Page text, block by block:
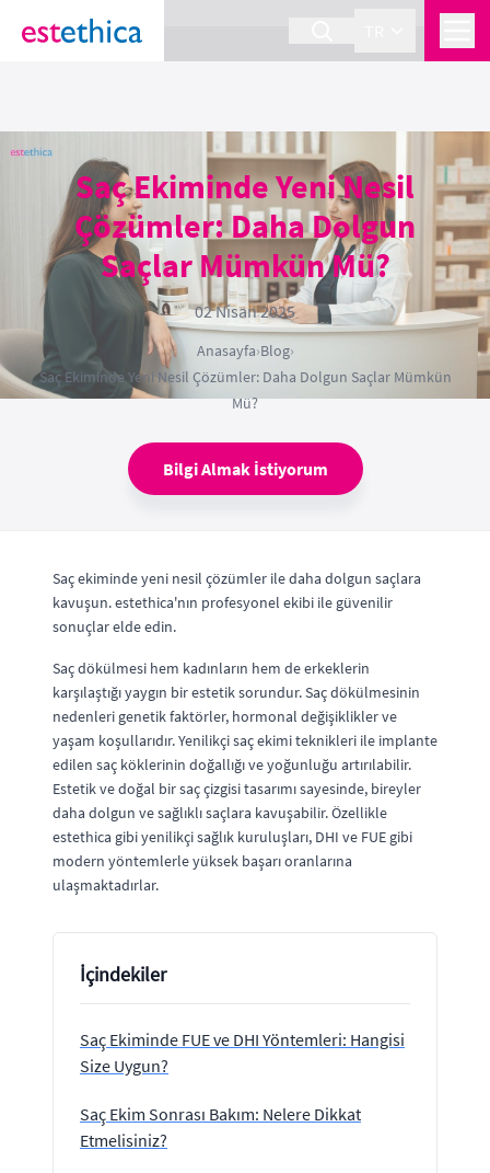
section Service {
Saç Ekiminde Yeni Nesil
Çözümler: Daha Dolgun
Saçlar Mümkün Mü?
02 Nisan 2025
Anasayfa›Blog›
Saç Ekiminde Yeni Nesil Çözümler: Daha Dolgun Saçlar Mümkün
Mü?
Bilgi Almak İstiyorum
Saç ekiminde yeni nesil çözümler ile daha dolgun saçlara
kavuşun. estethica'nın profesyonel ekibi ile güvenilir
sonuçlar elde edin.
Saç dökülmesi hem kadınların hem de erkeklerin
karşılaştığı yaygın bir estetik sorundur. Saç dökülmesinin
nedenleri genetik faktörler, hormonal değişiklikler ve
yaşam koşullarıdır. Yenilikçi saç ekimi teknikleri ile implante
edilen saç köklerinin doğallığı ve yoğunluğu artırılabilir.
Estetik ve doğal bir saç çizgisi tasarımı sayesinde, bireyler
daha dolgun ve sağlıklı saçlara kavuşabilir. Özellikle
estethica gibi yenilikçi sağlık kuruluşları, DHI ve FUE gibi
modern yöntemlerle yüksek başarı oranlarına
ulaşmaktadırlar.
İçindekiler
Saç Ekiminde FUE ve DHI Yöntemleri: Hangisi
Size Uygun?
Saç Ekim Sonrası Bakım: Nelere Dikkat
Etmelisiniz?